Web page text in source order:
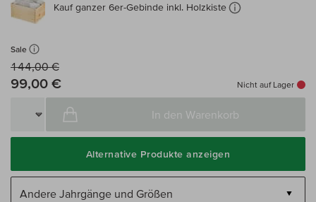
Kauf ganzer 6er-Gebinde inkl. Holzkiste
Sale
144,00 €
99,00 € Nicht auf Lager
In den Warenkorb
Alternative Produkte anzeigen